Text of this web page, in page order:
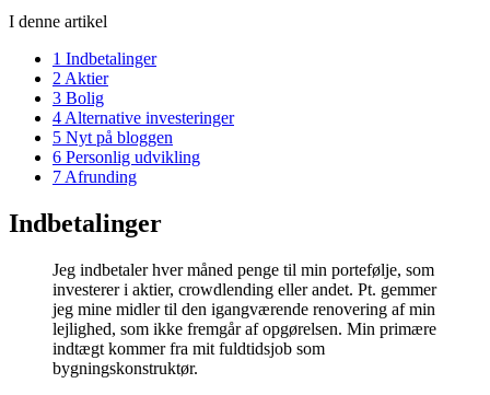
I denne artikel
1 Indbetalinger
2 Aktier
3 Bolig
4 Alternative investeringer
5 Nyt på bloggen
6 Personlig udvikling
7 Afrunding
Indbetalinger
Jeg indbetaler hver måned penge til min portefølje, som
investerer i aktier, crowdlending eller andet. Pt. gemmer
jeg mine midler til den igangværende renovering af min
lejlighed, som ikke fremgår af opgørelsen. Min primære
indtægt kommer fra mit fuldtidsjob som
bygningskonstruktør.